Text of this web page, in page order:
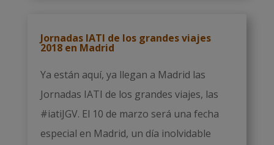
Jornadas IATI de los grandes viajes
2018 en Madrid
Ya están aquí, ya llegan a Madrid las
Jornadas IATI de los grandes viajes, las
#iatiJGV. El 10 de marzo será una fecha
especial en Madrid, un día inolvidable